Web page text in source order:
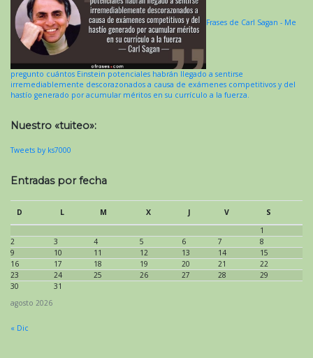
Frases de Carl Sagan - Me
pregunto cuántos Einstein potenciales habrán llegado a sentirse
irremediablemente descorazonados a causa de exámenes competitivos y del
hastío generado por acumular méritos en su currículo a la fuerza.
Nuestro «tuiteo»:
Tweets by ks7000
Entradas por fecha
agosto 2026
D L M X J V
S
1
2
3 4 5 6 7
8
9
10 11 12 13 14
15
16
17 18 19 20 21
22
23
24 25 26 27 28
29
30
31
« Dic